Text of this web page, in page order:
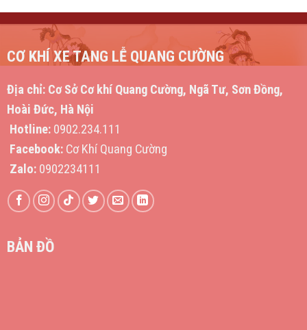
CƠ KHÍ XE TANG LỄ QUANG CƯỜNG
Địa chỉ:Cơ Sở Cơ khí Quang Cường, Ngã Tư, Sơn Đồng,
Hoài Đức, Hà Nội
Hotline:0902.234.111
Facebook:Cơ Khí Quang Cường
Zalo:0902234111
BẢN ĐỒ